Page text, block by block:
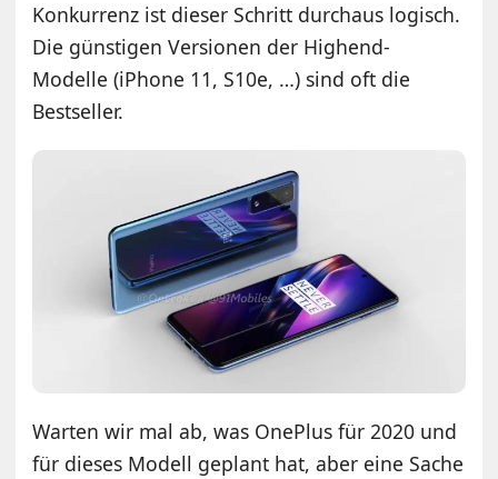
Konkurrenz ist dieser Schritt durchaus logisch.
Die günstigen Versionen der Highend-
Modelle (iPhone 11, S10e, …) sind oft die
Bestseller.
Warten wir mal ab, was OnePlus für 2020 und
für dieses Modell geplant hat, aber eine Sache